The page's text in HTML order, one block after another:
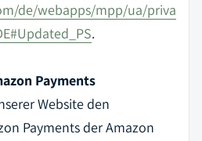
de/webapps/mpp/ua/priva
.
Payments
Website den
Payments der Amazon